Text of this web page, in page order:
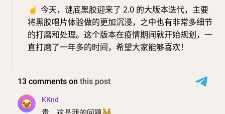
☝️ 今天，谜底黑胶迎来了 2.0 的大版本迭代，主要
将黑胶唱片体验做的更加沉浸，之中也有非常多细节
的打磨和处理。这个版本在疫情期间就开始规划，一
直打磨了一年多的时间，希望大家能够喜欢！